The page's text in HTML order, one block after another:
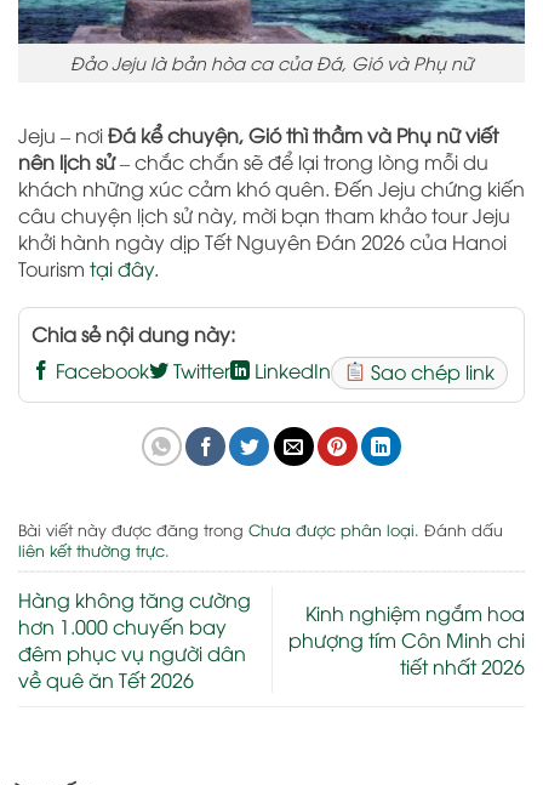
Đảo Jeju là bản hòa ca của Đá, Gió và Phụ nữ
Jeju – nơiĐá kể chuyện, Gió thì thầm và Phụ nữ viết
nên lịch sử– chắc chắn sẽ để lại trong lòng mỗi du
khách những xúc cảm khó quên. Đến Jeju chứng kiến
câu chuyện lịch sử này, mời bạn tham khảo tour Jeju
khởi hành ngày dịp Tết Nguyên Đán 2026 của Hanoi
Tourism tại đây.
Chia sẻ nội dung này:
Facebook
Twitter LinkedIn Sao chép link
Bài viết này được đăng trong Chưa được phân loại. Đánh dấu
liên kết thường trực.
Hàng không tăng cường
hơn 1.000 chuyến bay
đêm phục vụ người dân
về quê ăn Tết 2026
Kinh nghiệm ngắm hoa
phượng tím Côn Minh chi
tiết nhất 2026